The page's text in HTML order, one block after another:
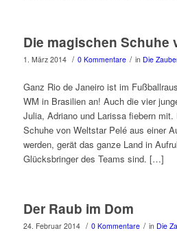
Die magischen Schuhe
1. März 2014 / 0 Kommentare / in Die
Ganz Rio de Janeiro ist im
WM in Brasilien an! Auch die vier
Julia, Adriano und Larissa fiebern
Schuhe von Weltstar Pelé aus einer
werden, gerät das ganze Land in
Glücksbringer des Teams sind. […]
Der Raub im Dom
24. Februar 2014 / 0 Kommentare / in Die